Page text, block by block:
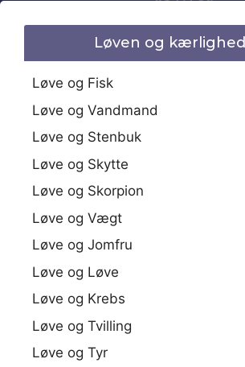
Løven og
Løve og Fisk
Løve og Vandmand
Løve og Stenbuk
Løve og Skytte
Løve og Skorpion
Løve og Vægt
Løve og Jomfru
Løve og Løve
Løve og Krebs
Løve og Tvilling
Løve og Tyr